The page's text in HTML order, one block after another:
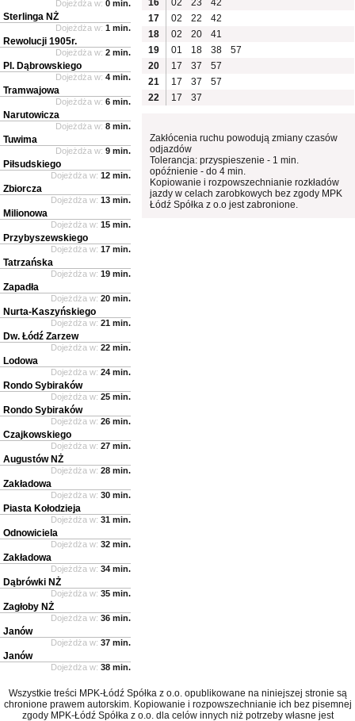
16
02 23
42
17
02 22
42
18
02 20
41
19
01 18 38
57
20
17 37
57
21
17 37
57
22
17 37
Zakłócenia ruchu powodują zmiany czasów
odjazdów
Tolerancja: przyspieszenie - 1 min.
opóźnienie - do 4 min.
Kopiowanie i rozpowszechnianie rozkładów
jazdy w celach zarobkowych bez zgody MPK
Łódź Spółka z o.o jest zabronione.
Dojeżdża w: 0 min.
Sterlinga NŻ
Dojeżdża w: 1 min.
Rewolucji 1905r.
Dojeżdża w: 2 min.
Pl. Dąbrowskiego
Dojeżdża w: 4 min.
Tramwajowa
Dojeżdża w: 6 min.
Narutowicza
Dojeżdża w: 8 min.
Tuwima
Dojeżdża w: 9 min.
Piłsudskiego
Dojeżdża w: 12 min.
Zbiorcza
Dojeżdża w: 13 min.
Milionowa
Dojeżdża w: 15 min.
Przybyszewskiego
Dojeżdża w: 17 min.
Tatrzańska
Dojeżdża w: 19 min.
Zapadła
Dojeżdża w: 20 min.
Nurta-Kaszyńskiego
Dojeżdża w: 21 min.
Dw. Łódź Zarzew
Dojeżdża w: 22 min.
Lodowa
Dojeżdża w: 24 min.
Rondo Sybiraków
Dojeżdża w: 25 min.
Rondo Sybiraków
Dojeżdża w: 26 min.
Czajkowskiego
Dojeżdża w: 27 min.
Augustów NŻ
Dojeżdża w: 28 min.
Zakładowa
Dojeżdża w: 30 min.
Piasta Kołodzieja
Dojeżdża w: 31 min.
Odnowiciela
Dojeżdża w: 32 min.
Zakładowa
Dojeżdża w: 34 min.
Dąbrówki NŻ
Dojeżdża w: 35 min.
Zagłoby NŻ
Dojeżdża w: 36 min.
Janów
Dojeżdża w: 37 min.
Janów
Dojeżdża w: 38 min.
Wszystkie treści MPK-Łódź Spółka z o.o. opublikowane na niniejszej stronie są
chronione prawem autorskim. Kopiowanie i rozpowszechnianie ich bez pisemnej
zgody MPK-Łódź Spółka z o.o. dla celów innych niż potrzeby własne jest